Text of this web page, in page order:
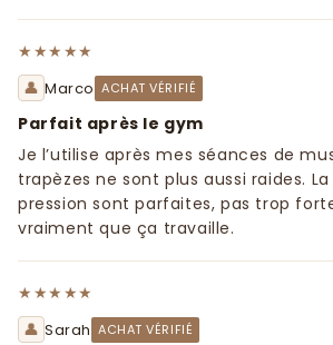
★★★★★
👤 Marco ACHAT VÉRIFIÉ
Parfait après le gym
Je l’utilise après mes séances de
trapèzes ne sont plus aussi raides.
pression sont parfaites, pas trop
vraiment que ça travaille.
★★★★★
👤 Sarah ACHAT VÉRIFIÉ